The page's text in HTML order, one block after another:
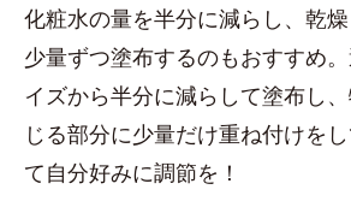
化粧水の量を半分に減らし、乾
少量ずつ塗布するのもおすすめ
イズから半分に減らして塗布し
じる部分に少量だけ重ね付けを
て自分好みに調節を！